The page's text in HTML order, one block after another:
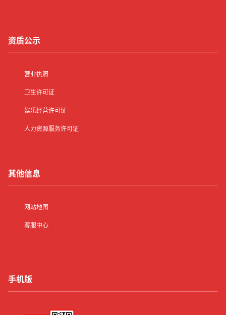
资质公示
营业执照
卫生许可证
娱乐经营许可证
人力资源服务许可证
其他信息
网站地图
客服中心
手机版